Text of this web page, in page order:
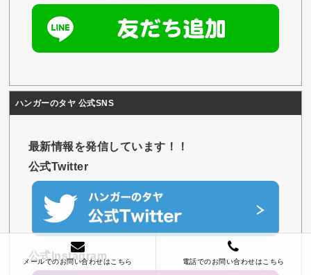
メールでのお問い合わせはこちら 電話でのお問い合わせはこちら
ハンガーのタヤ 公式SNS
最新情報を発信しています！！
公式Twitter
公式Instagram